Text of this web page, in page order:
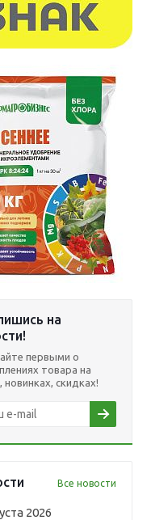
на
первыми о
товара на
новинках, скидках!
Все новости
2026